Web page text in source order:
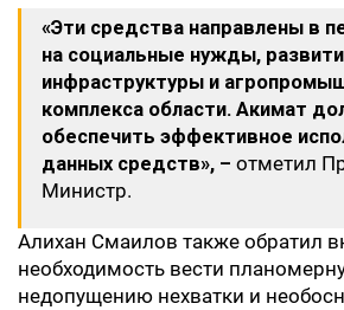
«Эти средства направлены в
на социальные нужды,
инфраструктуры и
комплекса области. Акимат
обеспечить эффективное
данных средств», – отметил
Министр.
Алихан Смаилов также обратил
необходимость вести
недопущению нехватки и